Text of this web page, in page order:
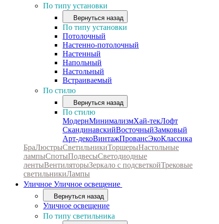
По типу установки
Вернуться назад
По типу установки
Потолочный
Настенно-потолочный
Настенный
Напольный
Настольный
Встраиваемый
По стилю
Вернуться назад
По стилю
МодернМинимализмХай-текЛофт
СкандинавскийВосточныйЗамковый
Арт-декоВинтажПровансЭкоКлассика
БраЛюстрыСветильникиТоршерыНастольные
лампыСпотыПодвесыСветодиодные
лентыВентиляторыЗеркало с подсветкойТрековые
светильникиЛампы
Уличное Уличное освещение
Вернуться назад
Уличное освещение
По типу светильника